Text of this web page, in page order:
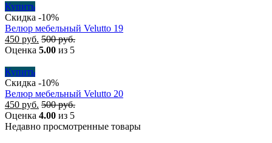
Купить
Скидка -10%
Велюр мебельный Velutto 19
450 руб. 500руб.
Оценка 5.00 из 5
Купить
Скидка -10%
Велюр мебельный Velutto 20
450 руб. 500руб.
Оценка 4.00 из 5
Недавно просмотренные товары